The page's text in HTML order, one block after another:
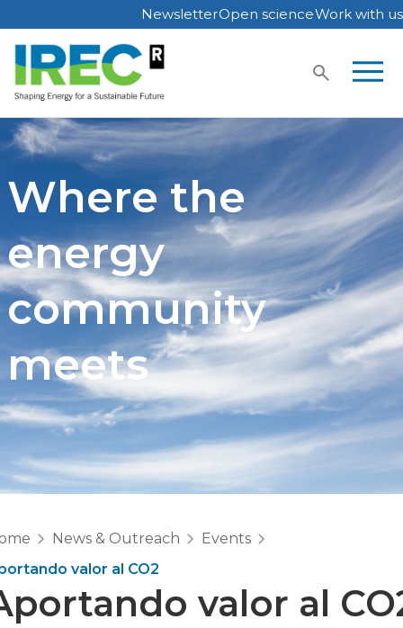
Skip
to
content
NewsletterOpen scienceWork with us
Where the
energy
community
meets
News & Outreach
Events
valor al CO2
valor al